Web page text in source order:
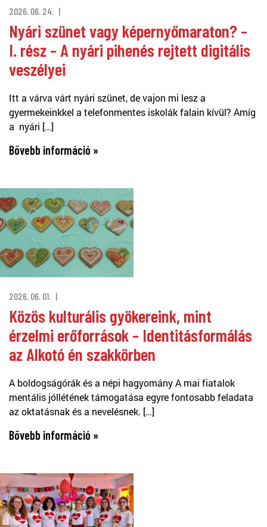
2026. 06. 24.
Nyári szünet vagy képernyőmaraton? –
I. rész – A nyári pihenés rejtett digitális
veszélyei
Itt a várva várt nyári szünet, de vajon mi lesz a
gyermekeinkkel a telefonmentes iskolák falain kívül? Amíg
a nyári […]
Bővebb információ »
2026. 06. 01.
Közös kulturális gyökereink, mint
érzelmi erőforrások – Identitásformálás
az Alkotó én szakkörben
A boldogságórák és a népi hagyomány A mai fiatalok
mentális jóllétének támogatása egyre fontosabb feladata
az oktatásnak és a nevelésnek. […]
Bővebb információ »